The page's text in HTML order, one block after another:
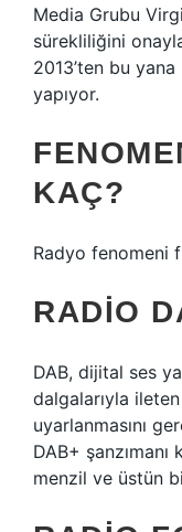
Media Grubu
sürekliliğini
2013’ten bu
yapıyor.
KAÇ?
Radyo fenomeni
RADIO
DAB, dijital ses
dalgalarıyla
uyarlanmasını
DAB+
menzil ve üstün